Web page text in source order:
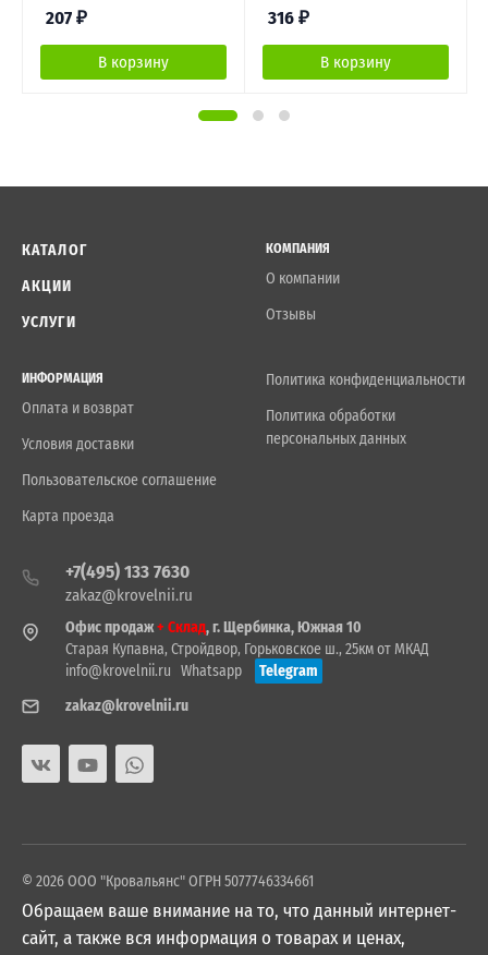
207 ₽
В корзину
316 ₽
В корзину
КАТАЛОГ
АКЦИИ
УСЛУГИ
КОМПАНИЯ
О компании
Отзывы
ИНФОРМАЦИЯ
Оплата и возврат
Условия доставки
Пользовательское соглашение
Карта проезда
Политика конфиденциальности
Политика обработки
персональных данных
+7(495) 133 7630
zakaz@krovelnii.ru
Офис продаж+ Склад, г. Щербинка, Южная 10
Старая Купавна, Стройдвор, Горьковское ш., 25км от МКАД
info@krovelnii.ru Whatsapp
Telegram
zakaz@krovelnii.ru
© 2026 ООО "Кровальянс" ОГРН 5077746334661
Обращаем ваше внимание на то, что данный интернет-
сайт, а также вся информация о товарах и ценах,